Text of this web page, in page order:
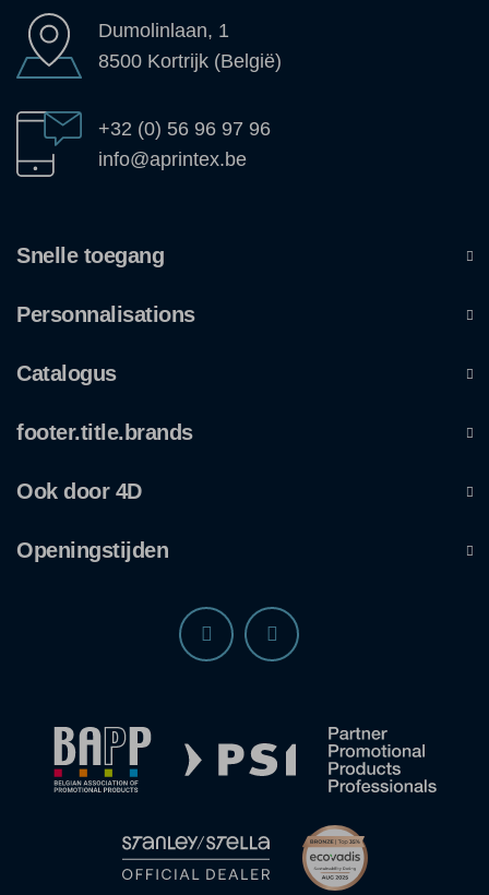
Dumolinlaan, 1
8500 Kortrijk (België)
+32 (0) 56 96 97 96
info@aprintex.be
Snelle toegang
Personnalisations
Catalogus
footer.title.brands
Ook door 4D
Openingstijden